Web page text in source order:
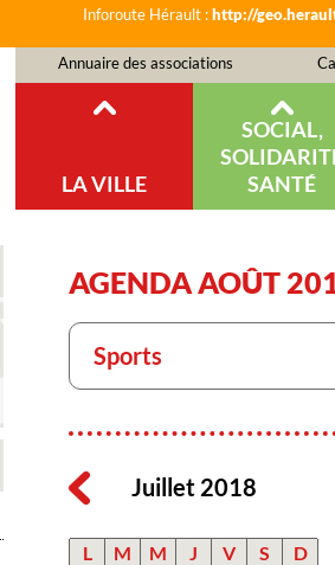
Inforoute Hérault :http://
Annuaire des associations
LA VILLE
SOCIAL,
SANTÉ
AGENDA AOÛT
Sports
Juillet 2018
L M M J V S D